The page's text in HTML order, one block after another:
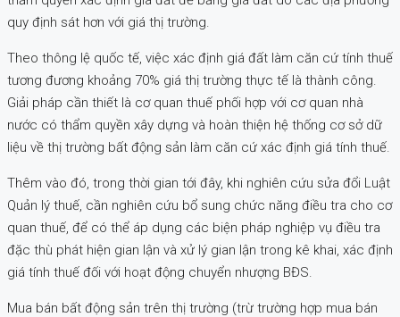
quy định sát hơn với giá thị trường.
Theo thông lệ quốc tế, việc xác định giá đất làm căn cứ tính thuế
tương đương khoảng 70% giá thị trường thực tế là thành công.
Giải pháp cần thiết là cơ quan thuế phối hợp với cơ quan nhà
nước có thẩm quyền xây dựng và hoàn thiện hệ thống cơ sở dữ
liệu về thị trường bất động sản làm căn cứ xác định giá tính thuế.
Thêm vào đó, trong thời gian tới đây, khi nghiên cứu sửa đổi Luật
Quản lý thuế, cần nghiên cứu bổ sung chức năng điều tra cho cơ
quan thuế, để có thể áp dụng các biện pháp nghiệp vụ điều tra
đặc thù phát hiện gian lận và xử lý gian lận trong kê khai, xác định
giá tính thuế đối với hoạt động chuyển nhượng BĐS.
Mua bán bất động sản trên thị trường (trừ trường hợp mua bán